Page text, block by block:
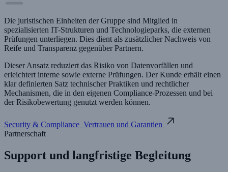
Die juristischen Einheiten der Gruppe sind Mitglied in
spezialisierten IT-Strukturen und Technologieparks, die externen
Prüfungen unterliegen. Dies dient als zusätzlicher Nachweis von
Reife und Transparenz gegenüber Partnern.
Dieser Ansatz reduziert das Risiko von Datenvorfällen und
erleichtert interne sowie externe Prüfungen. Der Kunde erhält einen
klar definierten Satz technischer Praktiken und rechtlicher
Mechanismen, die in den eigenen Compliance-Prozessen und bei
der Risikobewertung genutzt werden können.
Security & Compliance Vertrauen und Garantien
Partnerschaft
Support und langfristige Begleitung